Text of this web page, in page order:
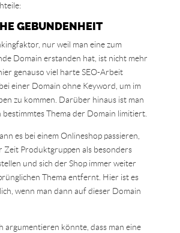
GEBUNDENHEIT
nur weil man eine zum
Domain erstanden hat, ist nicht mehr
genauso viel harte SEO-Arbeit
einer Domain ohne Keyword, um im
zu kommen. Darüber hinaus ist man
bestimmtes Thema der Domain limitiert.
es bei einem Onlineshop passieren,
Zeit Produktgruppen als besonders
und sich der Shop immer weiter
Thema entfernt. Hier ist es
wenn man dann auf dieser Domain
argumentieren könnte, dass man eine